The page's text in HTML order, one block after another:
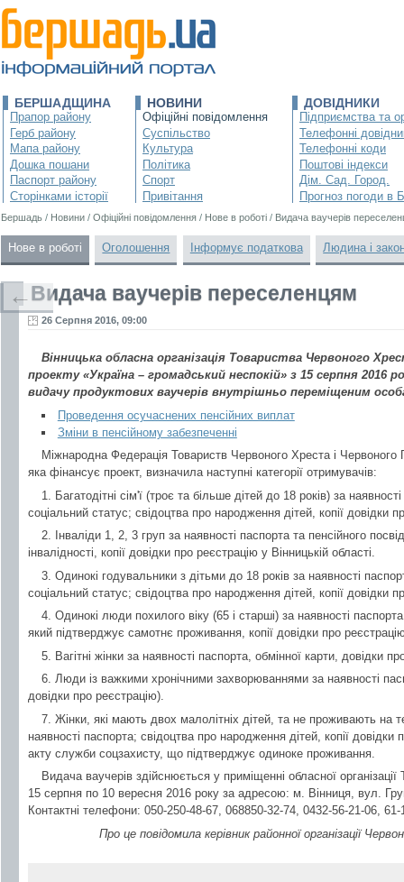
БЕРШАДЩИНА
Прапор району
Герб району
Мапа району
Дошка пошани
Паспорт району
Сторінками історії
НОВИНИ
Офіційні повідомлення
Суспільство
Культура
Політика
Спорт
Привітання
ДОВІДНИКИ
Підприємства та
Телефонні
Телефонні коди
Поштові індекси
Дім. Сад. Город.
Прогноз погоди в
Бершадь / Новини / Офіційні повідомлення / Нове в роботі / Видача ваучерів
Нове в роботі Оголошення Інформує податкова Людина і
Видача ваучерів переселенцям
26 Серпня 2016, 09:00
Вінницька обласна організація Товариства Червоного
проекту «Україна – громадський неспокій» з 15 серпня 2016
видачу продуктових ваучерів внутрішньо переміщеним
Проведення осучаснених пенсійних виплат
Зміни в пенсійному забезпеченні
Міжнародна Федерація Товариств Червоного Хреста і Червоного
яка фінансує проект, визначила наступні категорії отримувачів:
1. Багатодітні сім'ї (троє та більше дітей до 18 років) за
соціальний статус; свідоцтва про народження дітей, копії довідки
2. Інваліди 1, 2, 3 груп за наявності паспорта та пенсійного
інвалідності, копії довідки про реєстрацію у Вінницькій області.
3. Одинокі годувальники з дітьми до 18 років за наявності
соціальний статус; свідоцтва про народження дітей, копії довідки
4. Одинокі люди похилого віку (65 і старші) за наявності
який підтверджує самотнє проживання, копії довідки про
5. Вагітні жінки за наявності паспорта, обмінної карти, довідки
6. Люди із важкими хронічними захворюваннями за наявності
довідки про реєстрацію).
7. Жінки, які мають двох малолітніх дітей, та не проживають на
наявності паспорта; свідоцтва про народження дітей, копії довідки
акту служби соцзахисту, що підтверджує одиноке проживання.
Видача ваучерів здійснюється у приміщенні обласної
15 серпня по 10 вересня 2016 року за адресою: м. Вінниця, вул.
Контактні телефони: 050-250-48-67, 068850-32-74, 0432-56-21-06, 61-
Про це повідомила керівник районної організації
←